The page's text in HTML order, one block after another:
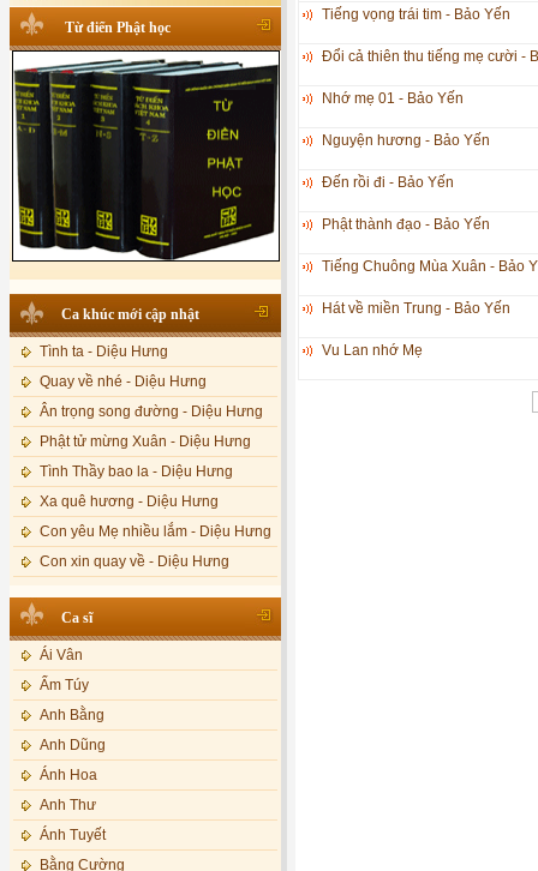
Từ điển Phật học
Ca khúc mới cập nhật
Tình ta - Diệu Hưng
Quay về nhé - Diệu Hưng
Ân trọng song đường - Diệu Hưng
Phật tử mừng Xuân - Diệu Hưng
Tình Thầy bao la - Diệu Hưng
Xa quê hương - Diệu Hưng
Con yêu Mẹ nhiều lắm - Diệu Hưng
Con xin quay về - Diệu Hưng
Nếu xa Phật - Diệu Hưng
Tình Lam - Kim Khánh & Hoàng
Vĩnh
Xin cho con niềm tin - Kim Linh
Quán Âm Mẹ hiền - Kim Linh
Nhạc niệm Nam Mô A Di Đà Phật -
Kim Linh
Mẹ Từ Bi - Kim Linh
12 Lời nguyện của Bồ tát Quán Thế
Âm - Kim Linh
Ca sĩ
Ái Vân
Ẩm Túy
Anh Bằng
Anh Dũng
Ánh Hoa
Anh Thư
Ánh Tuyết
Bằng Cường
Tiếng vọng trái tim - Bảo Yến
Đổi cả thiên thu tiếng mẹ cười -
Nhớ mẹ 01 - Bảo Yến
Nguyện hương - Bảo Yến
Đến rồi đi - Bảo Yến
Phật thành đạo - Bảo Yến
Tiếng Chuông Mùa Xuân - Bảo
Hát về miền Trung - Bảo Yến
Vu Lan nhớ Mẹ